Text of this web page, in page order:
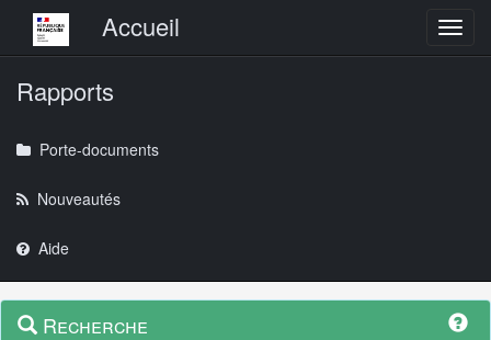
Menu principalAccueil
Rapports
Porte-documents
Nouveautés
Aide
Navigation
Menu
contextuel
Recherche